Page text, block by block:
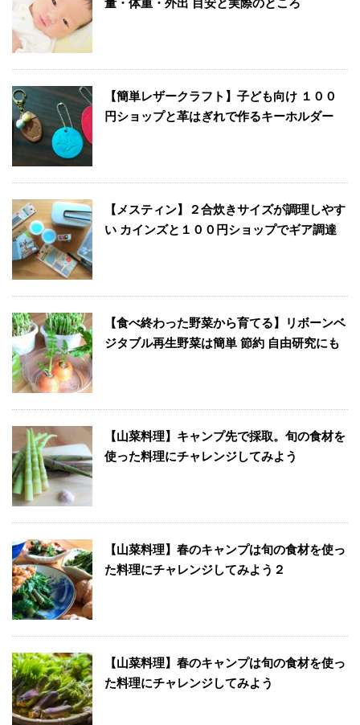
量・体重・外出 目安と実際のところ
【簡単レザークラフト】子ども向け １００
円ショップと革はぎれで作るキーホルダー
【メスティン】２合炊きサイズが調理しやす
い カインズと１００円ショップでギア調達
【食べ終わった野菜から育てる】リボーンベ
ジタブル再生野菜は簡単 節約 自由研究にも
【山菜料理】キャンプ先で採取。旬の食材を
使った料理にチャレンジしてみよう
【山菜料理】春のキャンプは旬の食材を使っ
た料理にチャレンジしてみよう２
【山菜料理】春のキャンプは旬の食材を使っ
た料理にチャレンジしてみよう